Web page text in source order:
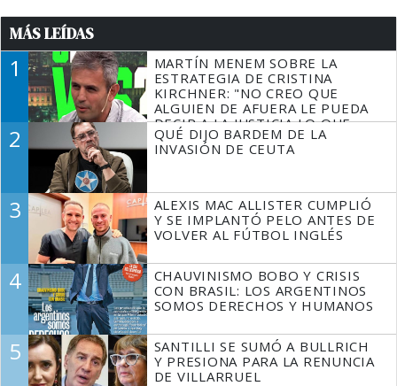
MÁS LEÍDAS
1
MARTÍN MENEM SOBRE LA
ESTRATEGIA DE CRISTINA
KIRCHNER: "NO CREO QUE
ALGUIEN DE AFUERA LE PUEDA
DECIR A LA JUSTICIA LO QUE
TIENE QUE HACER"
2
QUÉ DIJO BARDEM DE LA
INVASIÓN DE CEUTA
3
ALEXIS MAC ALLISTER CUMPLIÓ
Y SE IMPLANTÓ PELO ANTES DE
VOLVER AL FÚTBOL INGLÉS
4
CHAUVINISMO BOBO Y CRISIS
CON BRASIL: LOS ARGENTINOS
SOMOS DERECHOS Y HUMANOS
5
SANTILLI SE SUMÓ A BULLRICH
Y PRESIONA PARA LA RENUNCIA
DE VILLARRUEL